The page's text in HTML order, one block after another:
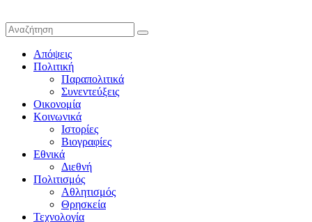
Απόψεις
Πολιτική
Παραπολιτικά
Συνεντεύξεις
Οικονομία
Κοινωνικά
Ιστορίες
Βιογραφίες
Εθνικά
Διεθνή
Πολιτισμός
Αθλητισμός
Θρησκεία
Τεχνολογία